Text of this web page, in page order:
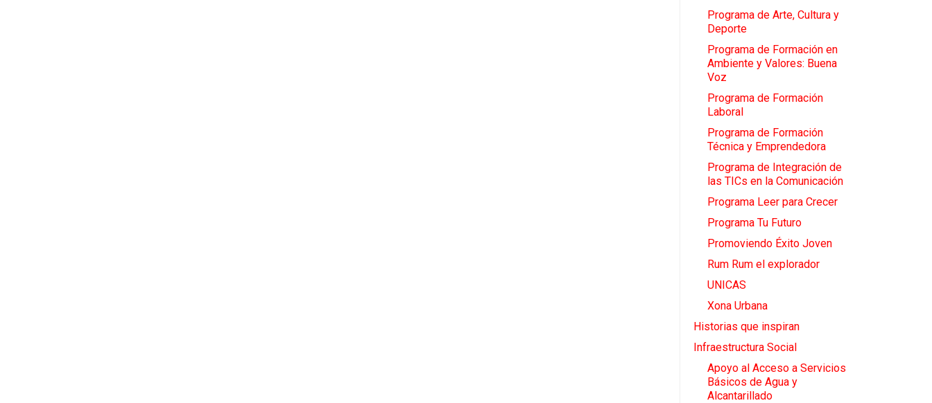
Programa de Arte, Cultura y
Deporte
Programa de Formación en
Ambiente y Valores: Buena
Voz
Programa de Formación
Laboral
Programa de Formación
Técnica y Emprendedora
Programa de Integración de
las TICs en la Comunicación
Programa Leer para Crecer
Programa Tu Futuro
Promoviendo Éxito Joven
Rum Rum el explorador
UNICAS
Xona Urbana
Historias que inspiran
Infraestructura Social
Apoyo al Acceso a Servicios
Básicos de Agua y
Alcantarillado